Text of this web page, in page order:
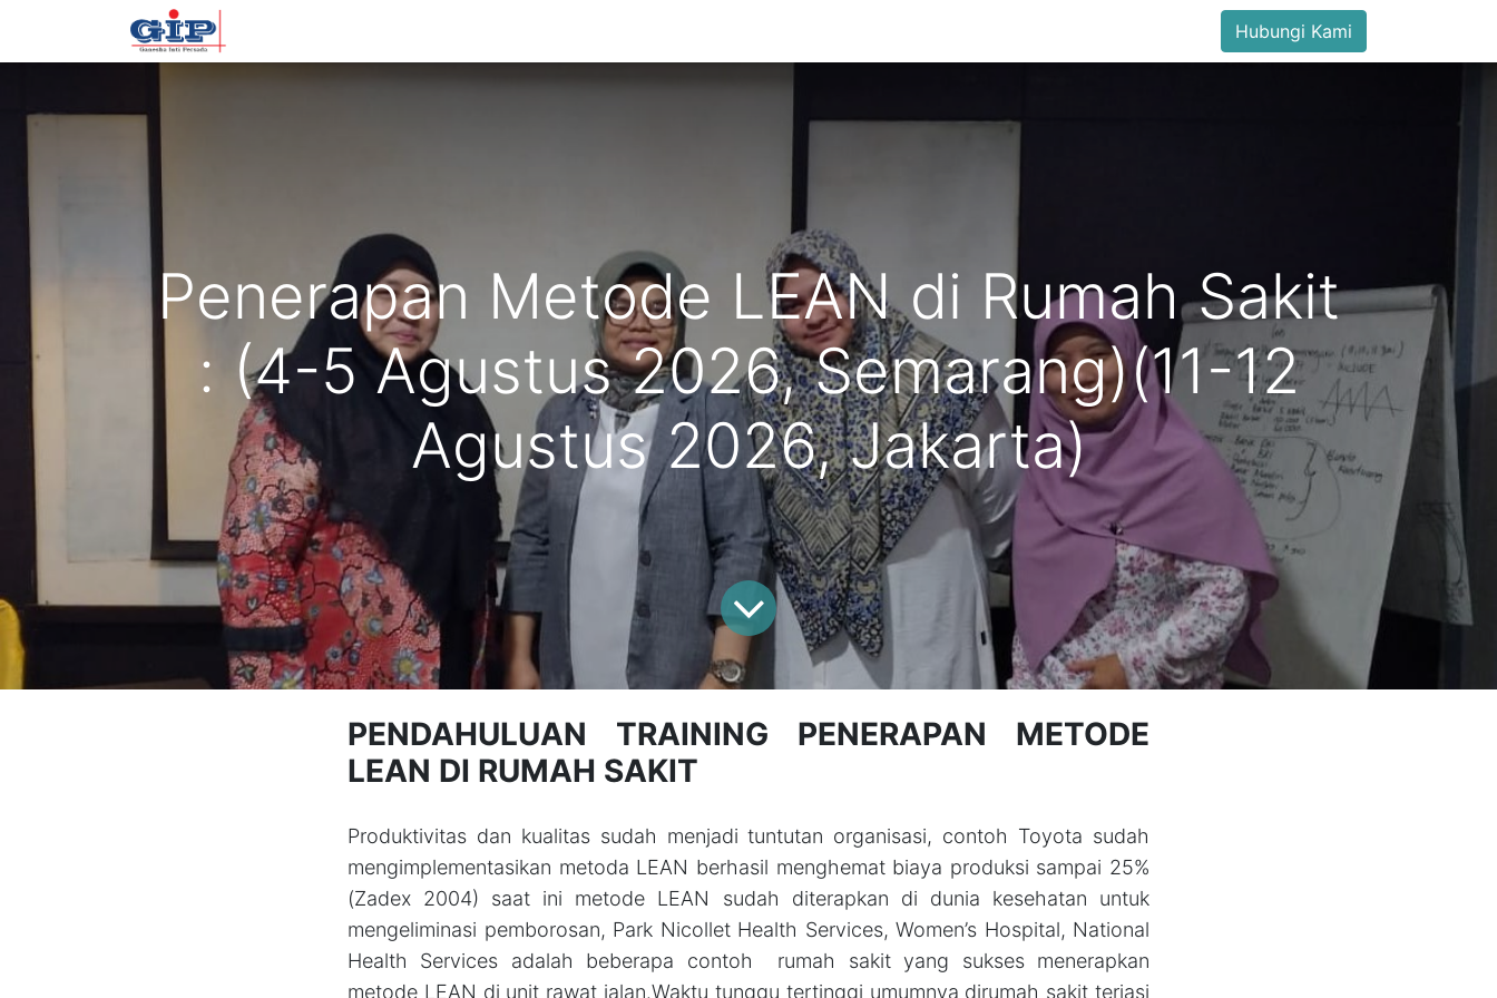
Hubungi Kami
Penerapan Metode LEAN di Rumah Sakit
: (4-5 Agustus 2026, Semarang)(11-12
Agustus 2026, Jakarta)
PENDAHULUAN TRAINING PENERAPAN METODE
LEAN DI RUMAH SAKIT
Produktivitas dan kualitas sudah menjadi tuntutan organisasi, contoh Toyota sudah
mengimplementasikan metoda LEAN berhasil menghemat biaya produksi sampai 25%
(Zadex 2004) saat ini metode LEAN sudah diterapkan di dunia kesehatan untuk
mengeliminasi pemborosan, Park Nicollet Health Services, Women’s Hospital, National
Health Services adalah beberapa contoh rumah sakit yang sukses menerapkan
metode LEAN di unit rawat jalan.Waktu tunggu tertinggi umumnya dirumah sakit terjasi